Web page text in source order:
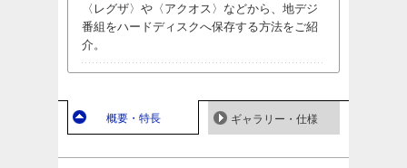
〈レグザ〉や〈アクオス〉などから、地デジ
番組をハードディスクへ保存する方法をご紹
介。
概要・特長 ギャラリー・仕様